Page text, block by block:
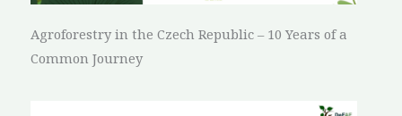
Agroforestry in the Czech Republic – 10 Years of a
Common Journey